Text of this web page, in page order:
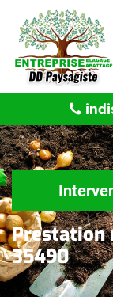
Prestation
35490